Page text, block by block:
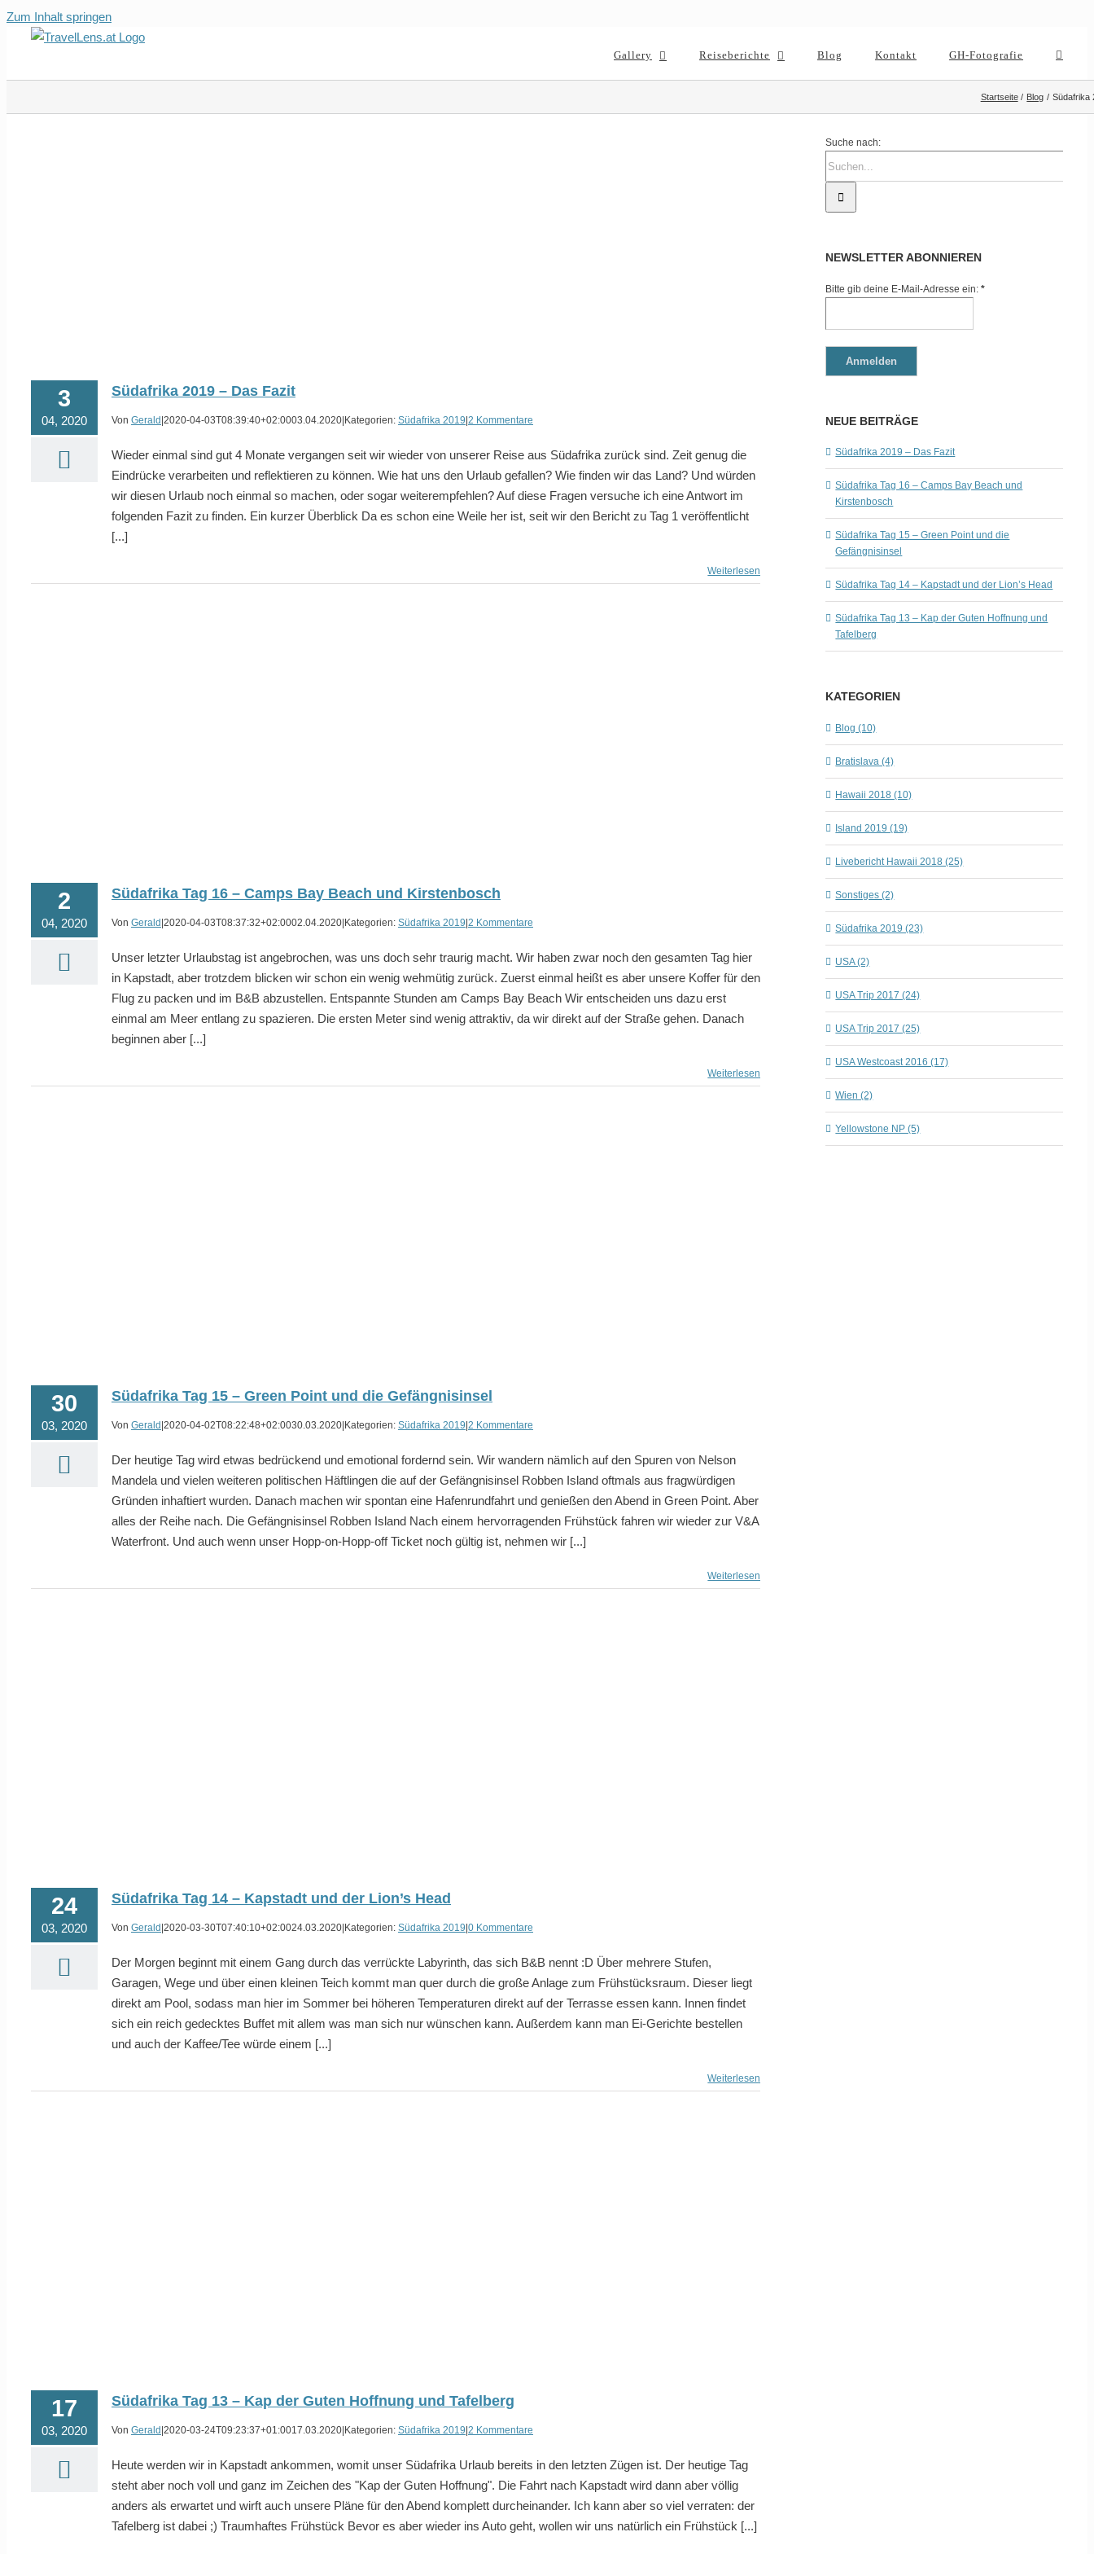
Zum Inhalt springen
Gallery Reiseberichte Blog Kontakt GH-Fotografie
Startseite Blog Südafrika
3
04, 2020
Südafrika 2019 – Das Fazit
Von Gerald 2020-04-03T08:39:40+02:0003.04.2020 Kategorien: Südafrika 2019 2 Kommentare
Wieder einmal sind gut 4 Monate vergangen seit wir wieder von unserer Reise aus Südafrika zurück sind. Zeit genug die
Eindrücke verarbeiten und reflektieren zu können. Wie hat uns den Urlaub gefallen? Wie finden wir das Land? Und würden
wir diesen Urlaub noch einmal so machen, oder sogar weiterempfehlen? Auf diese Fragen versuche ich eine Antwort im
folgenden Fazit zu finden. Ein kurzer Überblick Da es schon eine Weile her ist, seit wir den Bericht zu Tag 1 veröffentlicht
[...]
Weiterlesen
2
04, 2020
Südafrika Tag 16 – Camps Bay Beach und Kirstenbosch
Von Gerald 2020-04-03T08:37:32+02:0002.04.2020 Kategorien: Südafrika 2019 2 Kommentare
Unser letzter Urlaubstag ist angebrochen, was uns doch sehr traurig macht. Wir haben zwar noch den gesamten Tag hier
in Kapstadt, aber trotzdem blicken wir schon ein wenig wehmütig zurück. Zuerst einmal heißt es aber unsere Koffer für den
Flug zu packen und im B&B abzustellen. Entspannte Stunden am Camps Bay Beach Wir entscheiden uns dazu erst
einmal am Meer entlang zu spazieren. Die ersten Meter sind wenig attraktiv, da wir direkt auf der Straße gehen. Danach
beginnen aber [...]
Weiterlesen
30
03, 2020
Südafrika Tag 15 – Green Point und die Gefängnisinsel
Von Gerald 2020-04-02T08:22:48+02:0030.03.2020 Kategorien: Südafrika 2019 2 Kommentare
Der heutige Tag wird etwas bedrückend und emotional fordernd sein. Wir wandern nämlich auf den Spuren von Nelson
Mandela und vielen weiteren politischen Häftlingen die auf der Gefängnisinsel Robben Island oftmals aus fragwürdigen
Gründen inhaftiert wurden. Danach machen wir spontan eine Hafenrundfahrt und genießen den Abend in Green Point. Aber
alles der Reihe nach. Die Gefängnisinsel Robben Island Nach einem hervorragenden Frühstück fahren wir wieder zur V&A
Waterfront. Und auch wenn unser Hopp-on-Hopp-off Ticket noch gültig ist, nehmen wir [...]
Weiterlesen
24
03, 2020
Südafrika Tag 14 – Kapstadt und der Lion’s Head
Von Gerald 2020-03-30T07:40:10+02:0024.03.2020 Kategorien: Südafrika 2019 0 Kommentare
Der Morgen beginnt mit einem Gang durch das verrückte Labyrinth, das sich B&B nennt :D Über mehrere Stufen,
Garagen, Wege und über einen kleinen Teich kommt man quer durch die große Anlage zum Frühstücksraum. Dieser liegt
direkt am Pool, sodass man hier im Sommer bei höheren Temperaturen direkt auf der Terrasse essen kann. Innen findet
sich ein reich gedecktes Buffet mit allem was man sich nur wünschen kann. Außerdem kann man Ei-Gerichte bestellen
und auch der Kaffee/Tee würde einem [...]
Weiterlesen
17
03, 2020
Südafrika Tag 13 – Kap der Guten Hoffnung und Tafelberg
Von Gerald 2020-03-24T09:23:37+01:0017.03.2020 Kategorien: Südafrika 2019 2 Kommentare
Heute werden wir in Kapstadt ankommen, womit unser Südafrika Urlaub bereits in den letzten Zügen ist. Der heutige Tag
steht aber noch voll und ganz im Zeichen des "Kap der Guten Hoffnung". Die Fahrt nach Kapstadt wird dann aber völlig
anders als erwartet und wirft auch unsere Pläne für den Abend komplett durcheinander. Ich kann aber so viel verraten: der
Tafelberg ist dabei ;) Traumhaftes Frühstück Bevor es aber wieder ins Auto geht, wollen wir uns natürlich ein Frühstück [...]
Suche nach:
NEWSLETTER ABONNIEREN
Bitte gib deine E-Mail-Adresse ein:*
NEUE BEITRÄGE
Südafrika 2019 – Das Fazit
Südafrika Tag 16 – Camps Bay Beach und
Kirstenbosch
Südafrika Tag 15 – Green Point und die
Gefängnisinsel
Südafrika Tag 14 – Kapstadt und der Lion’s Head
Südafrika Tag 13 – Kap der Guten Hoffnung und
Tafelberg
KATEGORIEN
Blog (10)
Bratislava (4)
Hawaii 2018 (10)
Island 2019 (19)
Livebericht Hawaii 2018 (25)
Sonstiges (2)
Südafrika 2019 (23)
USA (2)
USA Trip 2017 (24)
USA Trip 2017 (25)
USA Westcoast 2016 (17)
Wien (2)
Yellowstone NP (5)